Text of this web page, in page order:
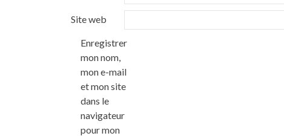
Site web
Enregistrer
mon nom,
mon e-mail
et mon site
dans le
navigateur
pour mon